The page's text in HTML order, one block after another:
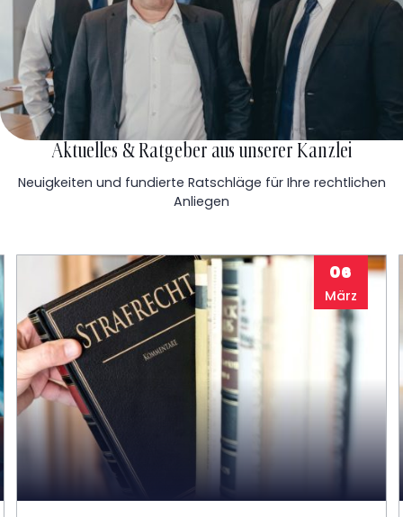
Aktuelles & Ratgeber aus unserer Kanzlei
Neuigkeiten und fundierte Ratschläge für Ihre rechtlichen
Anliegen
06
März